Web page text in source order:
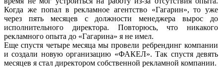
Когда же попал в рекламное агентство «Гагарин», то уже
через пять месяцев с должности менеджера вырос до
исполнительного директора. Повторюсь, что никакого
рекламного опыта до «Гагарина» я не имел.
Еще спустя четыре месяца мы провели ребрендинг компании
и создали новую организацию «ФАКЕЛ». Так спустя девять
месяцев я стал директором собственной рекламной компании.